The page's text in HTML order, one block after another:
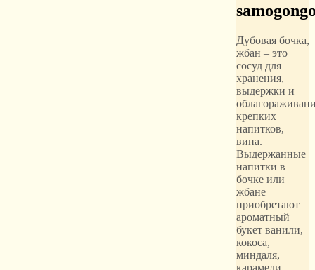
Дубовая бочка,
жбан – это
сосуд для
хранения,
выдержки и
крепких
напитков,
вина.
Выдержанные
напитки в
бочке или
жбане
приобретают
ароматный
букет ванили,
кокоса,
миндаля,
карамели,